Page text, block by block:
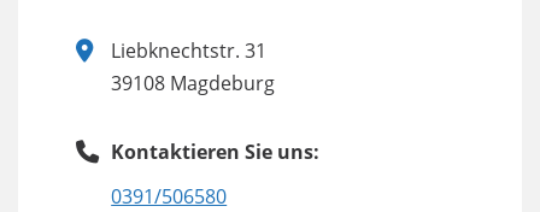
Liebknechtstr. 31
39108 Magdeburg
Kontaktieren Sie uns:
0391/506580